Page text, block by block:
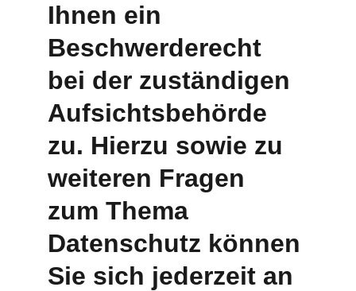
Ihnen ein
Beschwerderecht
bei der zuständigen
Aufsichtsbehörde
zu. Hierzu sowie zu
weiteren Fragen
zum Thema
Datenschutz können
Sie sich jederzeit an